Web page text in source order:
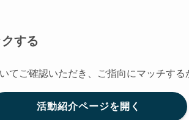
する
てご確認いただき、ご指向にマッチする
活動紹介ページを開く